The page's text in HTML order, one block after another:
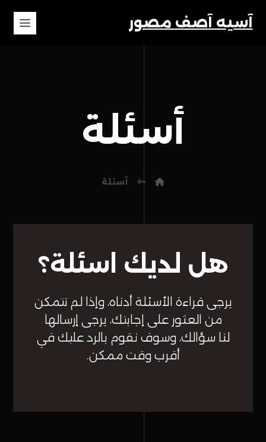
آسیه آصف مصور
أسئلة
أسئلة
هل لديك اسئلة؟
يرجى قراءة الأسئلة أدناه، وإذا لم تتمكن
من العثور على إجابتك، يرجى إرسالها
لنا سؤالك، وسوف نقوم بالرد عليك في
أقرب وقت ممكن.